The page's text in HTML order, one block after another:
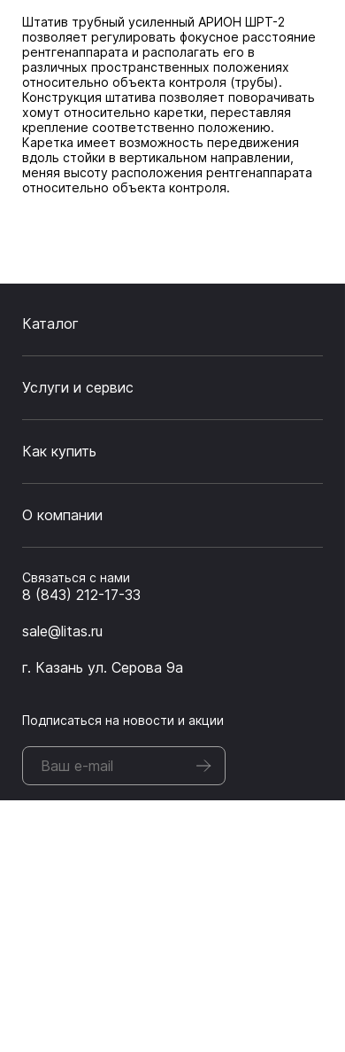
Штатив трубный усиленный АРИОН ШРТ-2
позволяет регулировать фокусное расстояние
рентгенаппарата и располагать его в
различных пространственных положениях
относительно объекта контроля (трубы).
Конструкция штатива позволяет поворачивать
хомут относительно каретки, переставляя
крепление соответственно положению.
Каретка имеет возможность передвижения
вдоль стойки в вертикальном направлении,
меняя высоту расположения рентгенаппарата
относительно объекта контроля.
Каталог
Услуги и сервис
Как купить
О компании
Связаться с нами
8 (843) 212-17-33
sale@litas.ru
г. Казань ул. Серова 9а
Подписаться на новости и акции